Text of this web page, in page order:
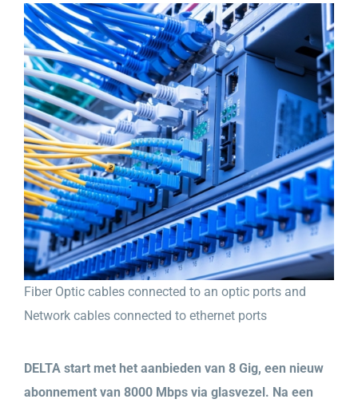
Fiber Optic cables connected to an optic ports and
Network cables connected to ethernet ports
DELTA start met het aanbieden van 8 Gig, een nieuw
abonnement van 8000 Mbps via glasvezel. Na een